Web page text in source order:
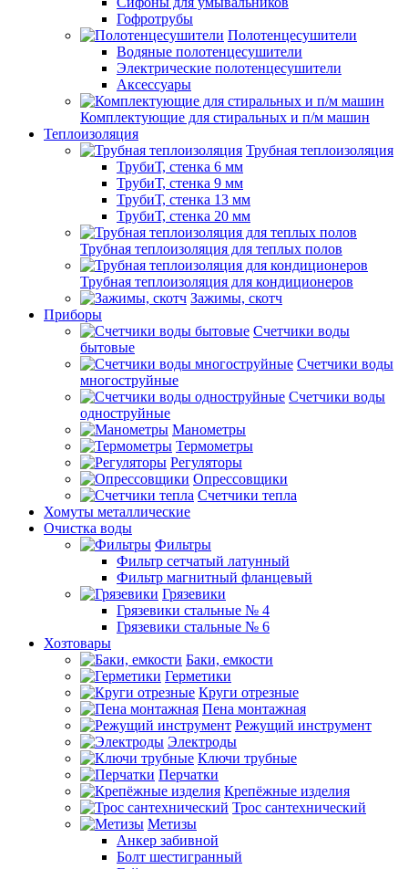
Гофротрубы
Полотенцесушители
Водяные полотенцесушители
Электрические полотенцесушители
Аксессуары
Комплектующие для стиральных и п/м машин
Теплоизоляция
Трубная теплоизоляция
ТрубиТ, стенка 6 мм
ТрубиТ, стенка 9 мм
ТрубиТ, стенка 13 мм
ТрубиТ, стенка 20 мм
Трубная теплоизоляция для теплых полов
Трубная теплоизоляция для кондиционеров
Зажимы, скотч
Приборы
Счетчики воды
бытовые
Счетчики воды
многоструйные
Счетчики воды
одноструйные
Манометры
Термометры
Регуляторы
Опрессовщики
Счетчики тепла
Хомуты металлические
Очистка воды
Фильтры
Фильтр сетчатый латунный
Фильтр магнитный фланцевый
Грязевики
Грязевики стальные № 4
Грязевики стальные № 6
Хозтовары
Баки, емкости
Герметики
Круги отрезные
Пена монтажная
Режущий инструмент
Электроды
Ключи трубные
Перчатки
Крепёжные изделия
Трос сантехнический
Метизы
Анкер забивной
Болт шестигранный